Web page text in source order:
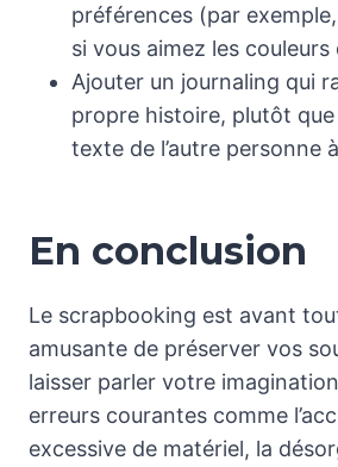
préférences (par
si vous aimez les couleurs
Ajouter un journaling qui
propre histoire, plutôt
texte de l’autre personne
En conclusion
Le scrapbooking est avant
amusante de préserver vos
laisser parler votre
erreurs courantes comme
excessive de matériel, la